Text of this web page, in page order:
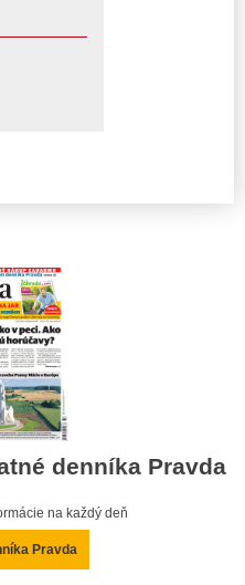
denníka Pravda
na každý deň
Pravda